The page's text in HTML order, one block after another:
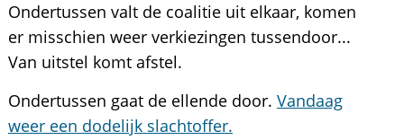
Ondertussen valt de coalitie uit elkaar, komen
er misschien weer verkiezingen tussendoor...
Van uitstel komt afstel.
Ondertussen gaat de ellende door. Vandaag
weer een dodelijk slachtoffer.